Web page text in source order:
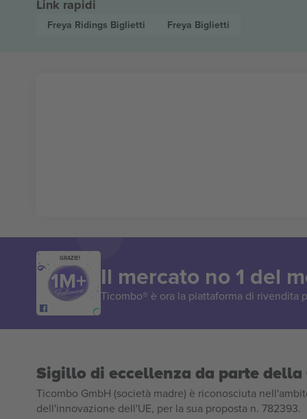
Link rapidi
Freya Ridings Biglietti Freya Biglietti
GRAZIE!
Il mercato no 1 del
Ticombo® è ora la piattaforma di rivendita
Sigillo di eccellenza da parte
Ticombo GmbH (società madre) è riconosciuta
dell'innovazione dell'UE, per la sua proposta n. 782393.